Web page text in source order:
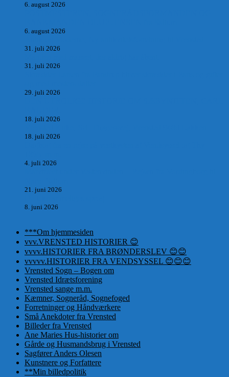
6. august 2026
6. august 2026
31. juli 2026
31. juli 2026
29. juli 2026
18. juli 2026
18. juli 2026
4. juli 2026
21. juni 2026
8. juni 2026
***Om hjemmesiden
vvv.VRENSTED HISTORIER 😊
vvvv.HISTORIER FRA BRØNDERSLEV 😊😊
vvvvv.HISTORIER FRA VENDSYSSEL 😊😊😊
Vrensted Sogn – Bogen om
Vrensted Idrætsforening
Vrensted sange m.m.
Kæmner, Sogneråd, Sognefoged
Forretninger og Håndværkere
Små Anekdoter fra Vrensted
Billeder fra Vrensted
Ane Maries Hus-historier om
Gårde og Husmandsbrug i Vrensted
Sagfører Anders Olesen
Kunstnere og Forfattere
**Min billedpolitik